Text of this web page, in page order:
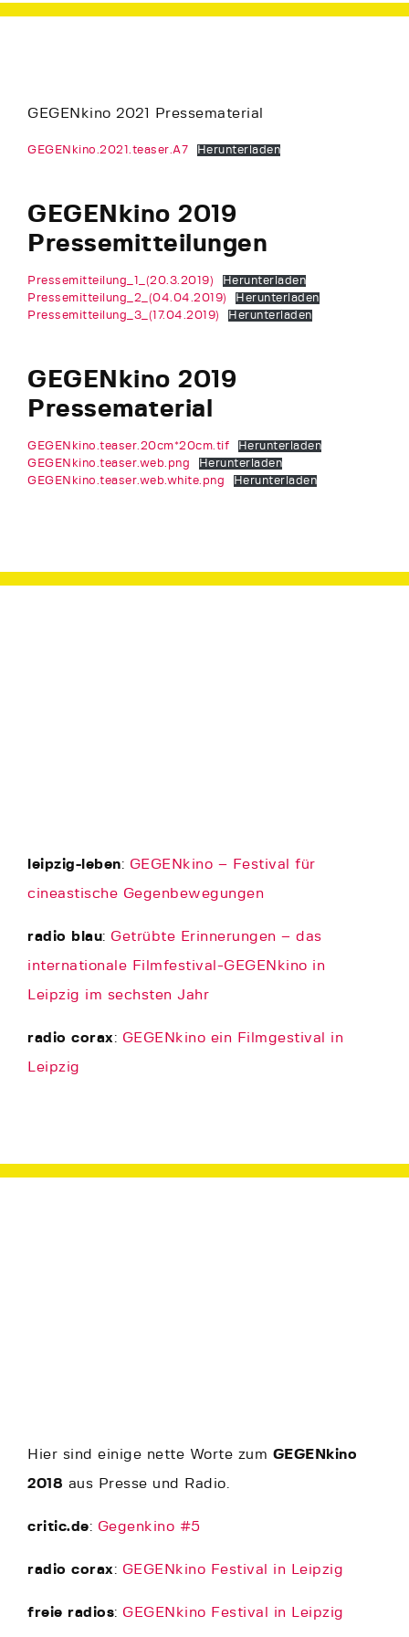
GEGENkino 2021 Pressematerial
GEGENkino.2021.teaser.A7 Herunterladen
GEGENkino 2019
Pressemitteilungen
Pressemitteilung_1_(20.3.2019)
Herunterladen
Pressemitteilung_2_(04.04.2019)
Herunterladen
Pressemitteilung_3_(17.04.2019)
Herunterladen
GEGENkino 2019
Pressematerial
GEGENkino.teaser.20cm*20cm.tif
Herunterladen
GEGENkino.teaser.web.png
Herunterladen
GEGENkino.teaser.web.white.png
Herunterladen
leipzig-leben: GEGENkino – Festival für
cineastische Gegenbewegungen
radio blau: Getrübte Erinnerungen – das
internationale Filmfestival-GEGENkino in
Leipzig im sechsten Jahr
radio corax: GEGENkino ein Filmgestival in
Leipzig
Hier sind einige nette Worte zum GEGENkino
2018 aus Presse und Radio.
critic.de: Gegenkino #5
radio corax: GEGENkino Festival in Leipzig
freie radios: GEGENkino Festival in Leipzig